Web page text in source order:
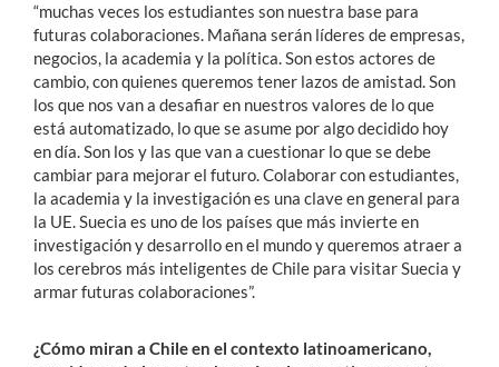
“muchas veces los estudiantes son nuestra base para
futuras colaboraciones. Mañana serán líderes de empresas,
negocios, la academia y la política. Son estos actores de
cambio, con quienes queremos tener lazos de amistad. Son
los que nos van a desafiar en nuestros valores de lo que
está automatizado, lo que se asume por algo decidido hoy
en día. Son los y las que van a cuestionar lo que se debe
cambiar para mejorar el futuro. Colaborar con estudiantes,
la academia y la investigación es una clave en general para
la UE. Suecia es uno de los países que más invierte en
investigación y desarrollo en el mundo y queremos atraer a
los cerebros más inteligentes de Chile para visitar Suecia y
armar futuras colaboraciones”.
¿Cómo miran a Chile en el contexto latinoamericano,